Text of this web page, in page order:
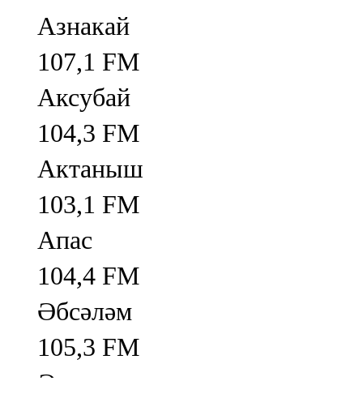
Азнакай
107,1 FM
Аксубай
104,3 FM
Актаныш
103,1 FM
Апас
104,4 FM
Әбсәләм
105,3 FM
Әлмәт